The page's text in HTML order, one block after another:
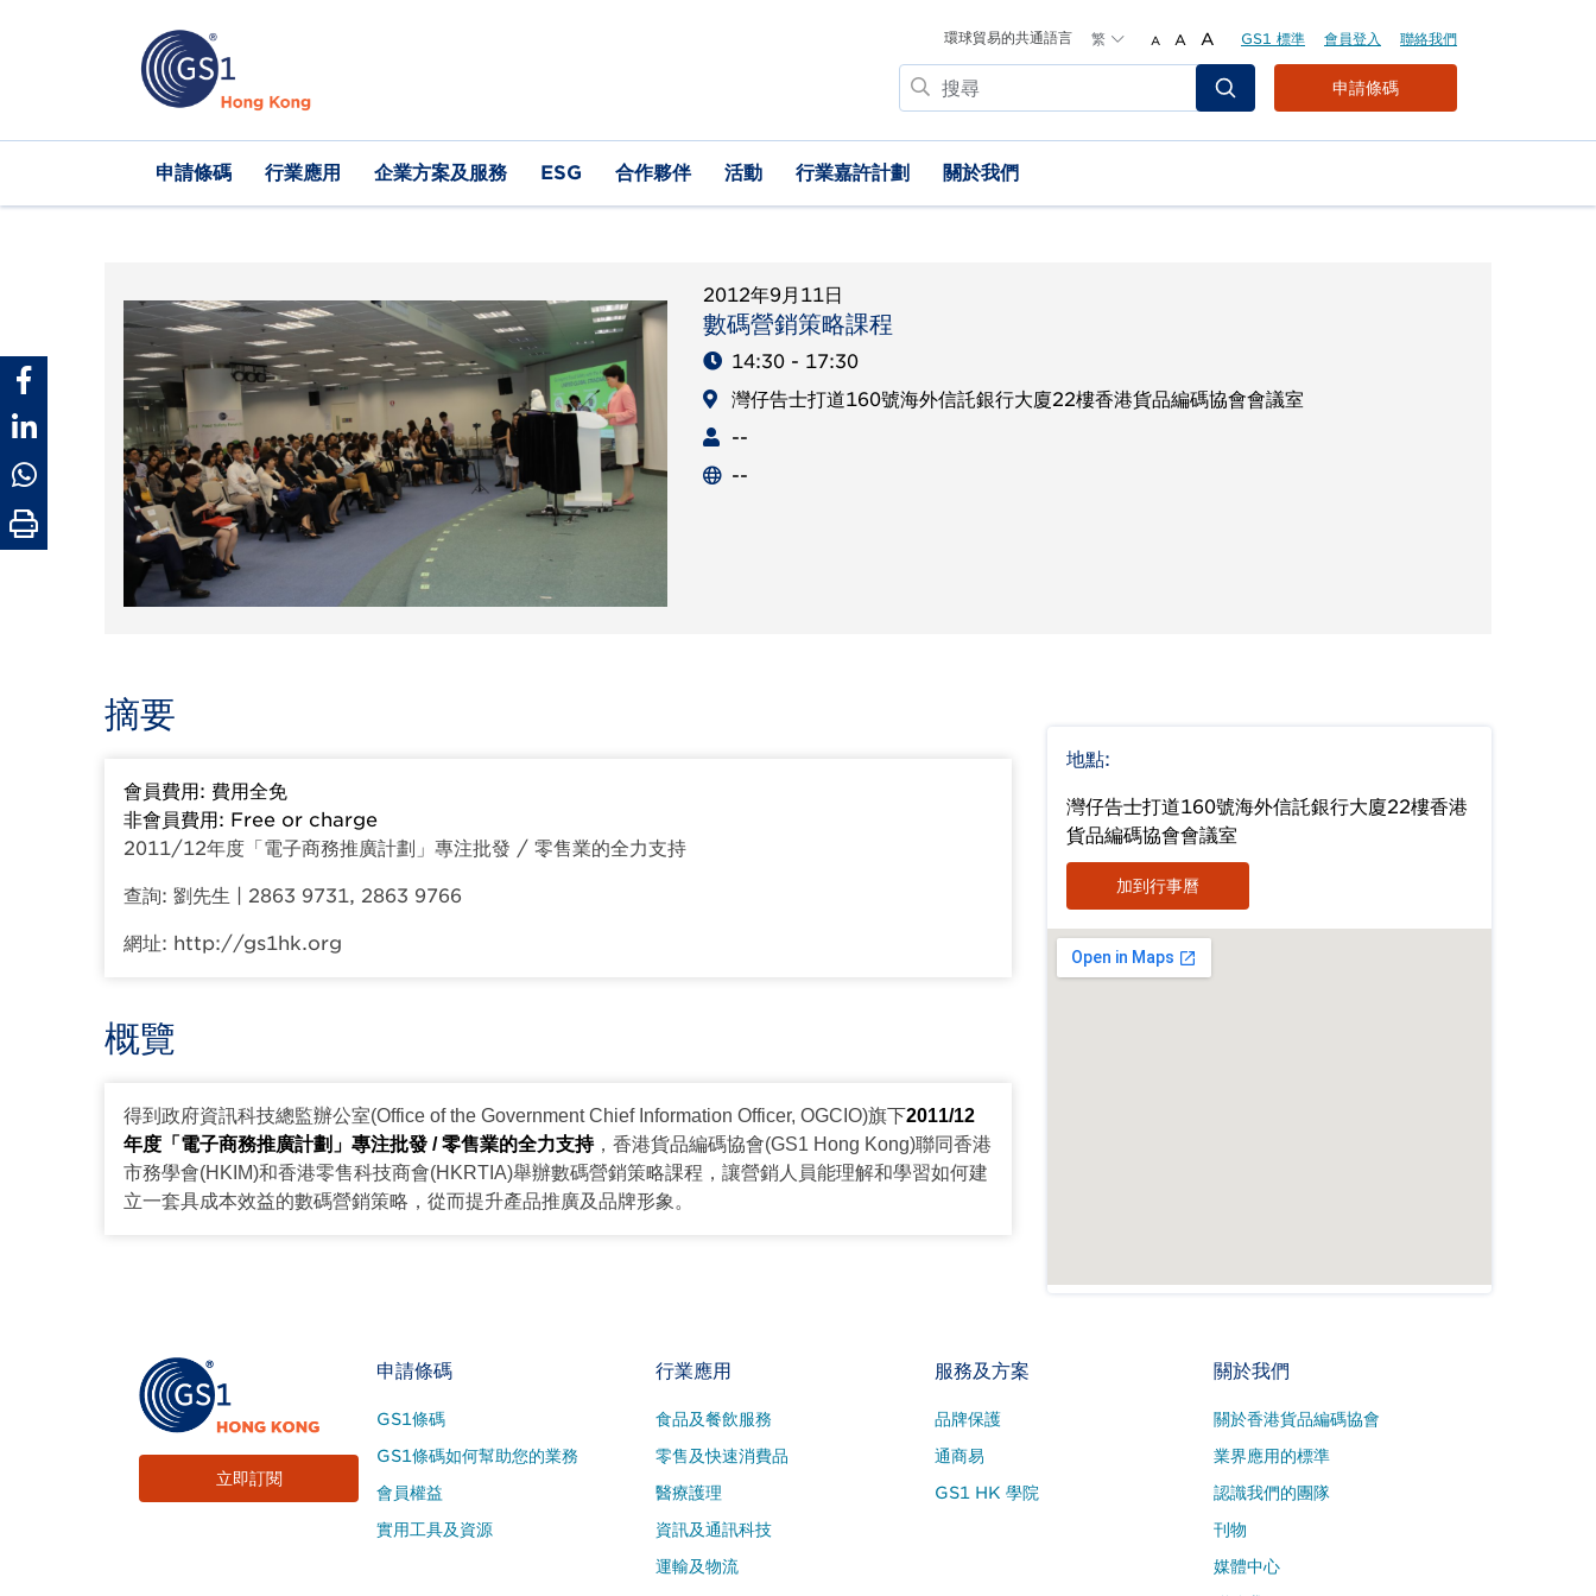
環球貿易的共通語言 繁 A A A GS1 標準 會員登入 聯絡我們
搜
尋
Header
Top
Menu
申請條碼
Main
navigation
申請條碼 行業應用 企業方案及服務 ESG 合作夥伴 活動 行業嘉許計劃 關於我們
2012年9月11日
數碼營銷策略課程
14:30 - 17:30
灣仔告士打道160號海外信託銀行大廈22樓香港貨品編碼協會會議室
--
--
摘要
會員費用: 費用全免
非會員費用: Free or charge
2011/12年度「電子商務推廣計劃」專注批發 / 零售業的全力支持
查詢: 劉先生 | 2863 9731, 2863 9766
網址: http://gs1hk.org
概覽
得到政府資訊科技總監辦公室(Office of the Government Chief Information Officer, OGCIO)旗下2011/12
年度「電子商務推廣計劃」專注批發 / 零售業的全力支持，香港貨品編碼協會(GS1 Hong Kong)聯同香港
市務學會(HKIM)和香港零售科技商會(HKRTIA)舉辦數碼營銷策略課程，讓營銷人員能理解和學習如何建
立一套具成本效益的數碼營銷策略，從而提升產品推廣及品牌形象。
地點:
灣仔告士打道160號海外信託銀行大廈22樓香港
貨品編碼協會會議室
加到行事曆
立即訂閱
Footer
Site
Menu
申請條碼
GS1條碼
GS1條碼如何幫助您的業務
會員權益
實用工具及資源
行業應用
食品及餐飲服務
零售及快速消費品
醫療護理
資訊及通訊科技
運輸及物流
服務及方案
品牌保護
通商易
GS1 HK 學院
關於我們
關於香港貨品編碼協會
業界應用的標準
認識我們的團隊
刊物
媒體中心